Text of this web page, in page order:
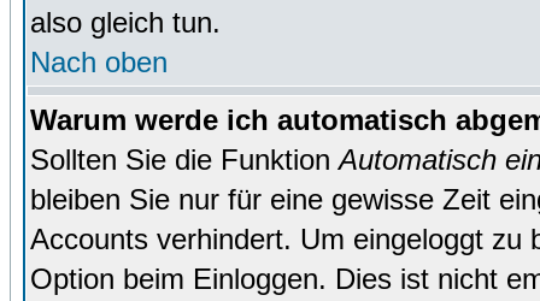
also gleich tun.
Nach oben
Warum werde ich automatisch
Sollten Sie die FunktionAutomatisch
bleiben Sie nur für eine gewisse Zeit
Accounts verhindert. Um eingeloggt zu
Option beim Einloggen. Dies ist nicht